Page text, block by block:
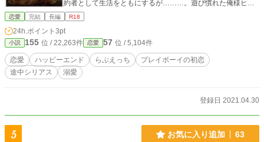
約者として生活をともにするが………。遊び慣れた俺様ヒー
ローが生まれて初めて本気の恋をして、ヒロインを振り向か
ルファポリスにも投稿しています。
恋愛 完結 長編 R18
24h.ポイント 3pt
小説 155 位 / 22,263件 恋愛 57 位 / 5,104件
恋愛 ハッピーエンド らぶえっち
プレイボーイの初恋
途中シリアス
溺愛
登録日 2021.04.30
5 お気に入り追加 63